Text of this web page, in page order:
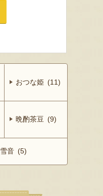
おつな姫 (11)
晩酌茶豆 (9)
雪音 (5)